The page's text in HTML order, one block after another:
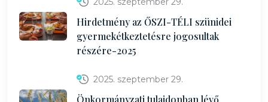
Hirdetmény az ŐSZI-TÉLI szünidei
gyermekétkeztetésre jogosultak
részére-2025
2025. szeptember 29.
Önkormányzati tulajdonban lévő